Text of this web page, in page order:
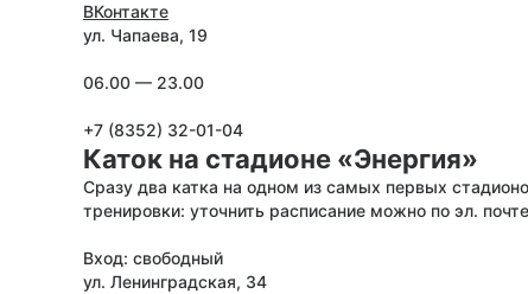
ВКонтакте
ул. Чапаева, 19
06.00 — 23.00
+7 (8352) 32-01-04
Каток на стадионе «Энергия»
Сразу два катка на одном из самых первых
тренировки: уточнить расписание можно по эл. почте
Вход: свободный
ул. Ленинградская, 34